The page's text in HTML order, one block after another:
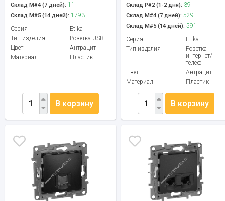
Склад М#4 (7 дней): 11
Склад М#5 (14 дней): 1793
Серия
Etika
Тип изделия
Розетка USB
Цвет
Антрацит
Материал
Пластик
В корзину
Склад Р#2 (1-2 дня): 39
Склад М#4 (7 дней): 529
Склад М#5 (14 дней): 591
Серия
Etika
Тип изделия
Розетка
интернет/
телеф
Цвет
Антрацит
Материал
Пластик
В корзину